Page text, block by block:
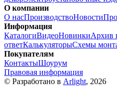
О компании
О насПроизводствоНовости
Информация
КаталогиВидеоНовинкиАрхив
ответКалькуляторыСхемы
Покупателям
КонтактыШоурум
Правовая информация
© Разработано в Arlight, 2026